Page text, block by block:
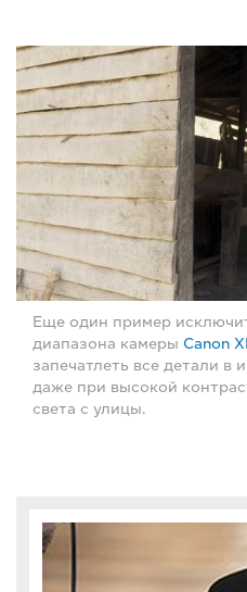
Еще один пример
диапазона камеры Canon
запечатлеть все детали в
даже при высокой
света с улицы.